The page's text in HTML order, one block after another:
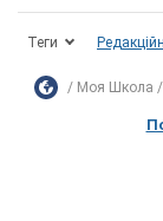
Теги
Моя Школа